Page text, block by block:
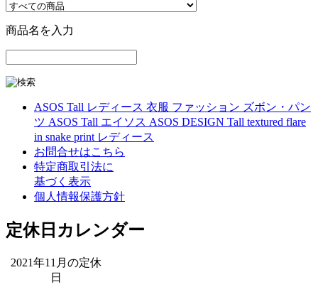
商品名を入力
ASOS Tall レディース 衣服 ファッション ズボン・パン
ツ ASOS Tall エイソス ASOS DESIGN Tall textured flare
in snake print レディース
お問合せはこちら
特定商取引法に
基づく表示
個人情報保護方針
定休日カレンダー
2021年11月の定休
日